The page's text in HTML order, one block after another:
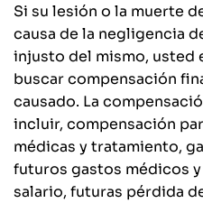
Si su lesión o la muerte
causa de la negligencia
injusto del mismo, usted
buscar compensación
causado. La
incluir, compensación
médicas y tratamiento,
futuros gastos médicos
salario, futuras pérdida